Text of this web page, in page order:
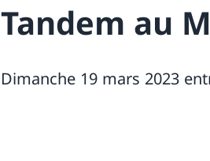
Tandem au
Dimanche 19 mars 2023